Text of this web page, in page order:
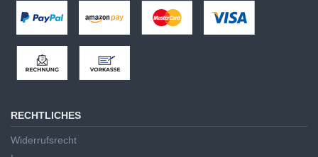
RECHTLICHES
Widerrufsrecht